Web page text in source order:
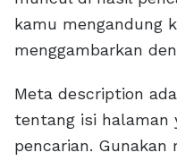
kamu mengandung
menggambarkan
Meta description
tentang isi halaman
pencarian.